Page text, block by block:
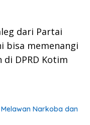
dari Partai
bisa memenangi
DPRD Kotim
Melawan Narkoba dan